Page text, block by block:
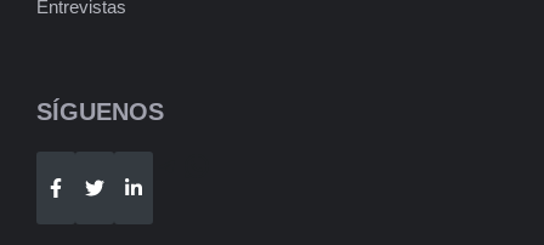
Entrevistas
SÍGUENOS